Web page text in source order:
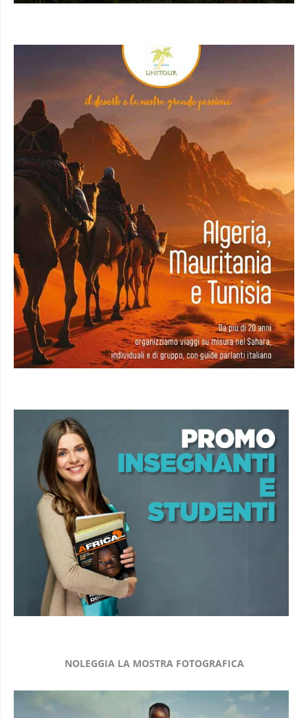
NOLEGGIA LA MOSTRA FOTOGRAFICA